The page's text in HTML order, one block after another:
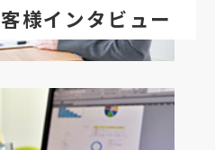
様インタビュー